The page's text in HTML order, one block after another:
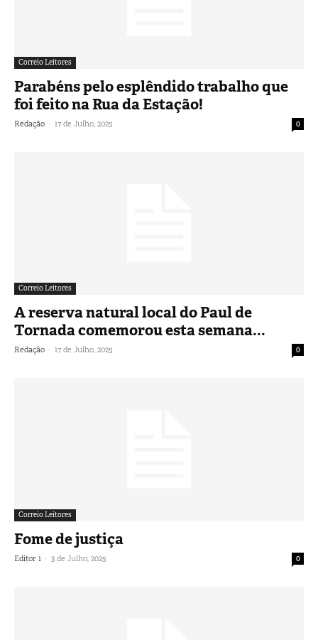
Correio Leitores
Parabéns pelo esplêndido trabalho que
foi feito na Rua da Estação!
Redação - 17 de Julho, 2025 0
Correio Leitores
A reserva natural local do Paul de
Tornada comemorou esta semana...
Redação - 17 de Julho, 2025 0
Correio Leitores
Fome de justiça
Editor 1 - 3 de Julho, 2025 0